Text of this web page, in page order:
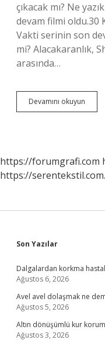
çıkacak mı? Ne
devam filmi oldu.30
Vakti serinin son
mi? Alacakaranlık,
arasında…
Devamını okuyun
Geri
https://forumgrafi.com
https://
Sidebar
Son Yazılar
Dalgalardan korkma
Ağustos 6, 2026
Avel avel dolaşmak ne
Ağustos 5, 2026
Altın dönüşümlü kur
Ağustos 3, 2026